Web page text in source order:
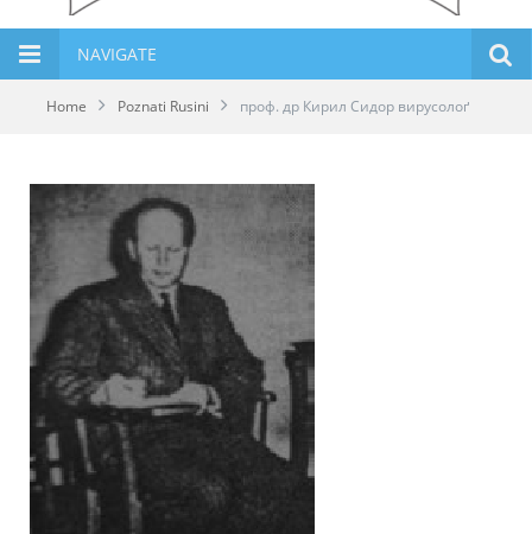
NAVIGATE
Home Poznati Rusini проф. др Кирил Сидор вирусолоґ